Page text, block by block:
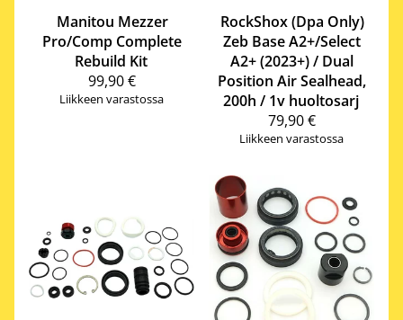
Manitou Mezzer
Pro/Comp Complete
Rebuild Kit
99,90 €
Liikkeen varastossa
RockShox(Dpa Only)
Zeb Base A2+/Select
A2+ (2023+) / Dual
Position Air Sealhead,
200h / 1v huoltosarj
79,90 €
Liikkeen varastossa